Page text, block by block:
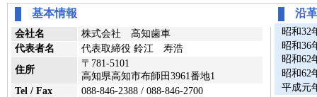
基本情報
会社名
株式会社 高知歯車
代表者名
代表取締役 鈴江 寿浩
住所
〒781-5101
高知県高知市布師田3961番地1
Tel / Fax
088-846-2388 / 088-846-2700
沿
昭和32
昭和36
昭和62
昭和62
平成元